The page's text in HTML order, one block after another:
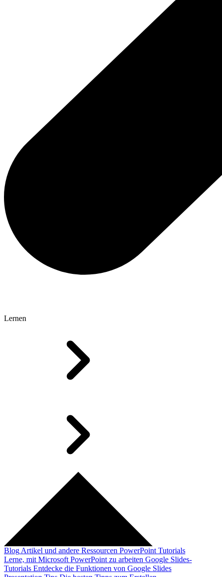
Lernen
Blog Artikel und andere Ressourcen PowerPoint Tutorials
Lerne, mit Microsoft PowerPoint zu arbeiten Google Slides-
Tutorials Entdecke die Funktionen von Google Slides